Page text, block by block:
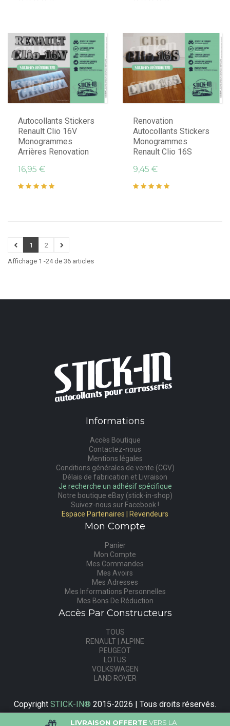
Autocollants Stickers
Renault Clio 16V
Monogrammes
Arrières Renovation
16,95 €
Renovation
Autocollants Stickers
Monogrammes
Renault Clio 16S
9,45 €
1 2
Affichage 1 -24 de 36 articles
Informations
Accès Boutique
Contactez-nous
Mentions légales
Conditions générales de vente (CGV)
Délais de fabrication et Livraison
Je recherche un adhésif spécifique
Notre boutique eBay (stick-in-shop)
Suivez-nous sur Facebook !
Espace Partenaires | Revendeurs
Mon Compte
Panier
Mon Compte
Mes Commandes
Mes Avoirs
Mes Adresses
Mes Informations Personnelles
Mes Bons De Réduction
Accès Par Constructeurs
TOUS
RENAULT | ALPINE
PEUGEOT
LOTUS
VOLKSWAGEN
LAND ROVER
Copyright STICK-IN® 2015-2026 | Tous droits réservés.
LIVRAISON OFFERTE VERS LA